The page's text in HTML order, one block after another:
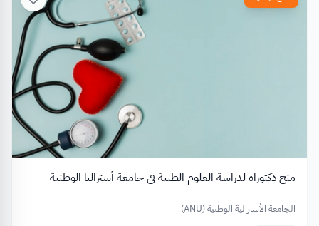
منح دكتوراه لدراسة العلوم الطبية في جامعة أستراليا الوطنية
الجامعة الأسترالية الوطنية (ANU)